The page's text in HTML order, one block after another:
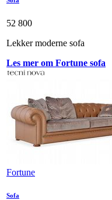
52 800
Lekker moderne sofa
Les mer om Fortune sofa
Fortune
Sofa